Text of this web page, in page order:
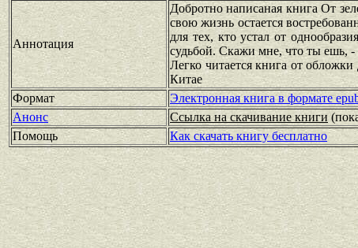
Аннотация
Добротно написаная книга От
свою жизнь остается
для тех, кто устал от
судьбой. Скажи мне, что ты ешь, -
Легко читается книга от
Китае
Формат
Электронная книга в формате
Анонс
Ссылка на скачивание книги
Помощь
Как скачать книгу бесплатно